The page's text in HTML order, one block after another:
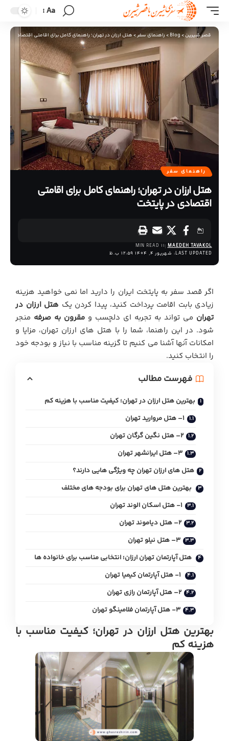
Aa
قصر شیرین>
Blog
>راهنمای سفر>هتل ارزان در تهران؛ راهنمای کامل برای اقامتی اقتصادی در
راهنمای سفر
هتل ارزان در تهران؛ راهنمای کامل برای اقامتی
اقتصادی در پایتخت
LAST UPDATED: شهریور 4, 1404 12:59 ب.ظ
MAEDEH TAVAKOL
11 MIN READ
اگر قصد سفر به پایتخت ایران را دارید اما نمی خواهید هزینه
زیادی بابت اقامت پرداخت کنید، پیدا کردن یک هتل ارزان در
تهران می تواند به تجربه ای دلچسب و مقرون به صرفه منجر
شود. در این راهنما، شما را با هتل های ارزان تهران، مزایا و
امکانات آنها آشنا می کنیم تا گزینه مناسب با نیاز و بودجه خود
را انتخاب کنید.
فهرست مطالب
بهترین هتل ارزان در تهران؛ کیفیت مناسب با هزینه کم
1– هتل مروارید تهران
2– هتل نگین گرگان تهران
3– هتل ایرانشهر تهران
هتل های ارزان تهران چه ویژگی هایی دارند؟
بهترین هتل های تهران برای بودجه های مختلف
1- هتل اسکان الوند تهران
2– هتل دیاموند تهران
3– هتل نیلو تهران
هتل آپارتمان تهران ارزان؛ انتخابی مناسب برای خانواده ها
2– هتل آپارتمان رازی تهران
3- هتل آپارتمان فلامینگو تهران
بهترین هتل ارزان در تهران؛ کیفیت مناسب با
هزینه کم